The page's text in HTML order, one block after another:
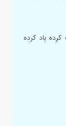
باد کرده